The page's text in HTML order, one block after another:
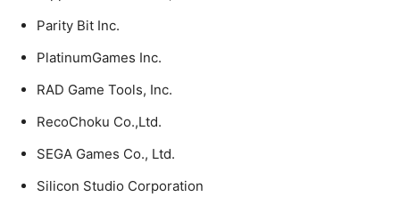
Parity Bit Inc.
PlatinumGames Inc.
RAD Game Tools, Inc.
RecoChoku Co.,Ltd.
SEGA Games Co., Ltd.
Silicon Studio Corporation